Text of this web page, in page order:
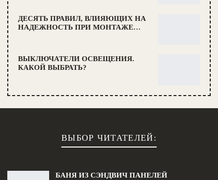
ДЕСЯТЬ ПРАВИЛ, ВЛИЯЮЩИХ НА
НАДЕЖНОСТЬ ПРИ МОНТАЖЕ…
ВЫКЛЮЧАТЕЛИ ОСВЕЩЕНИЯ.
КАКОЙ ВЫБРАТЬ?
ВЫБОР ЧИТАТЕЛЕЙ:
БАНЯ ИЗ СЭНДВИЧ ПАНЕЛЕЙ